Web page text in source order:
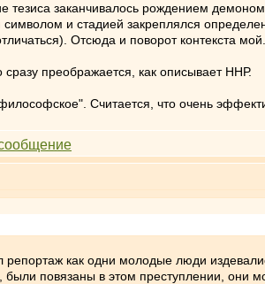
тезиса заканчивалось рождением
и стадией закреплялся
Отсюда и поворот контекста мой.
сразу преображается, как описывает ННР.
Считается, что очень
репортаж как одни молодые люди
повязаны в этом преступлении, они